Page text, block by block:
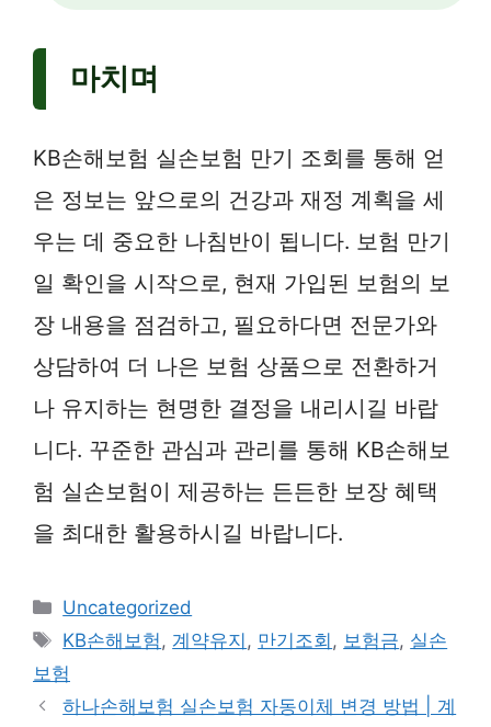
마치며
KB손해보험 실손보험 만기 조회를 통해 얻
은 정보는 앞으로의 건강과 재정 계획을 세
우는 데 중요한 나침반이 됩니다. 보험 만기
일 확인을 시작으로, 현재 가입된 보험의 보
장 내용을 점검하고, 필요하다면 전문가와
상담하여 더 나은 보험 상품으로 전환하거
나 유지하는 현명한 결정을 내리시길 바랍
니다. 꾸준한 관심과 관리를 통해 KB손해보
험 실손보험이 제공하는 든든한 보장 혜택
을 최대한 활용하시길 바랍니다.
카
테
리
Uncategorized
태
그
KB손해보험, 계약유지 , 만기조회 , 보험금, 실손
보험
하나손해보험 실손보험 자동이체 변경 방법 | 계